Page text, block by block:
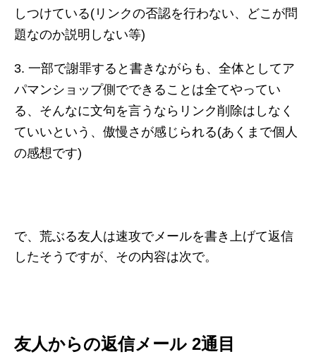
しつけている(リンクの否認を行わない、どこが問
題なのか説明しない等)
一部で謝罪すると書きながらも、全体としてア
パマンショップ側でできることは全てやってい
る、そんなに文句を言うならリンク削除はしなく
ていいという、傲慢さが感じられる(あくまで個人
の感想です)
で、荒ぶる友人は速攻でメールを書き上げて返信
したそうですが、その内容は次で。
友人からの返信メール 2通目